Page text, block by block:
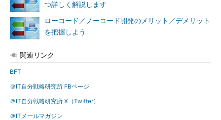
つ詳しく解説します
ローコード／ノーコード開発のメリット／デメリット
を把握しよう
関連リンク
BFT
＠IT自分戦略研究所 FBページ
＠IT自分戦略研究所 X（Twitter）
＠ITメールマガジン